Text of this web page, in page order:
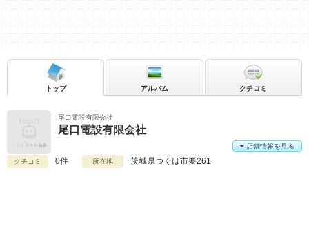
尾口電設有限会社
尾口電設有限会社
クチコミ 0件 所在地 茨城県つくば市要261
店舗情報を見る
トップ アルバム クチコミ